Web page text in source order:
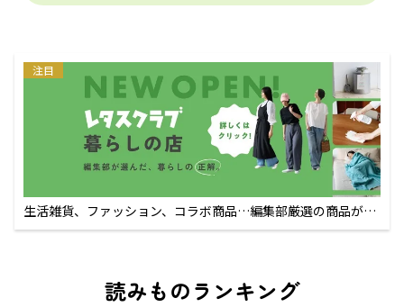
注目
生活雑貨、ファッション、コラボ商品…編集部厳選の商品が買
えるECサイト
読みものランキング